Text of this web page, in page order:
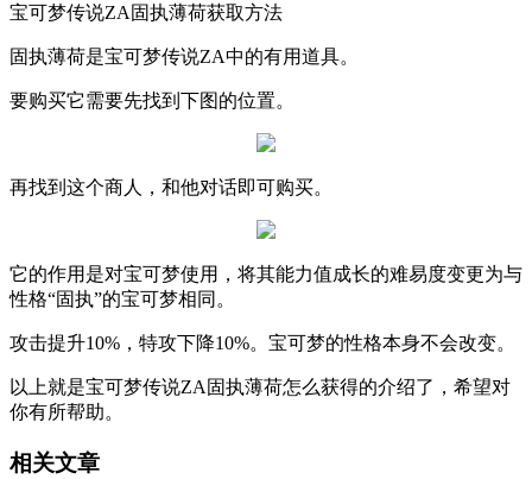
宝可梦传说ZA固执薄荷获取方法
固执薄荷是宝可梦传说ZA中的有用道具。
要购买它需要先找到下图的位置。
再找到这个商人，和他对话即可购买。
它的作用是对宝可梦使用，将其能力值成长的难易度变更为与
性格“固执”的宝可梦相同。
攻击提升10%，特攻下降10%。宝可梦的性格本身不会改变。
以上就是宝可梦传说ZA固执薄荷怎么获得的介绍了，希望对
你有所帮助。
相关文章